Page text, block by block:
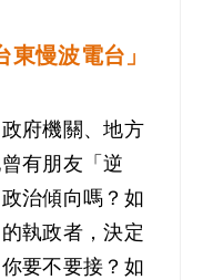
東慢波電台」
府機關、地方
有朋友「逆
治傾向嗎？如
執政者，決定
要不要接？如